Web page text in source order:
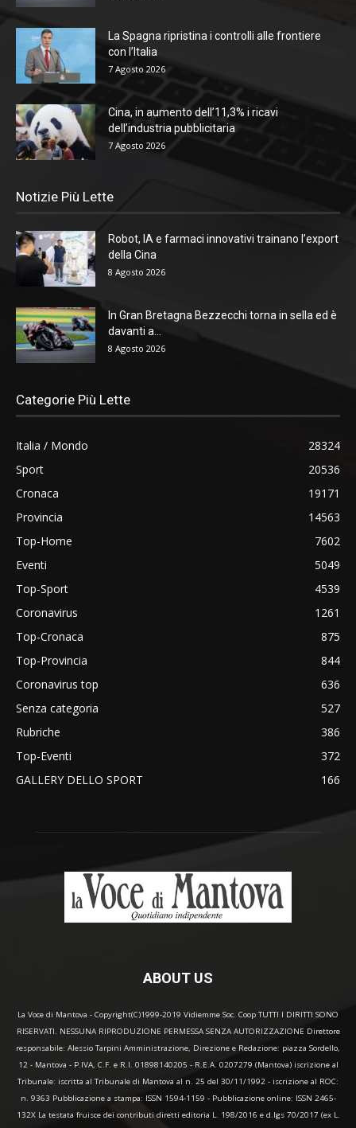
La Spagna ripristina i controlli alle frontiere
con l’Italia
7 Agosto 2026
Cina, in aumento dell’11,3% i ricavi
dell’industria pubblicitaria
7 Agosto 2026
Notizie Più Lette
Robot, IA e farmaci innovativi trainano l’export
della Cina
8 Agosto 2026
In Gran Bretagna Bezzecchi torna in sella ed è
davanti a...
8 Agosto 2026
Categorie Più Lette
Italia / Mondo
28324
Sport
20536
Cronaca
19171
Provincia
14563
Top-Home
7602
Eventi
5049
Top-Sport
4539
Coronavirus
1261
Top-Cronaca
875
Top-Provincia
844
Coronavirus top
636
Senza categoria
527
Rubriche
386
Top-Eventi
372
GALLERY DELLO SPORT
166
ABOUT US
La Voce di Mantova - Copyright(C)1999-2019 Vidiemme Soc. Coop TUTTI I DIRITTI SONO
RISERVATI. NESSUNA RIPRODUZIONE PERMESSA SENZA AUTORIZZAZIONE Direttore
responsabile: Alessio Tarpini Amministrazione, Direzione e Redazione: piazza Sordello,
12 - Mantova - P.IVA, C.F. e R.I. 01898140205 - R.E.A. 0207279 (Mantova) iscrizione al
Tribunale: iscritta al Tribunale di Mantova al n. 25 del 30/11/1992 - iscrizione al ROC:
n. 9363 Pubblicazione a stampa: ISSN 1594-1159 - Pubblicazione online: ISSN 2465-
132X La testata fruisce dei contributi diretti editoria L. 198/2016 e d.lgs 70/2017 (ex L.